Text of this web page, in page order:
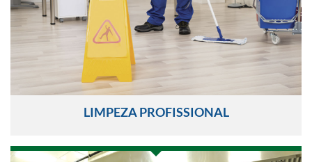
LIMPEZA PROFISSIONAL